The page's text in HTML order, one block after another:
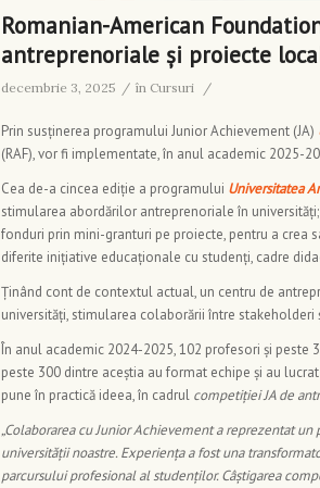
Romanian-American
antreprenoriale și proiecte
decembrie 3, 2025 / în Cursuri /
Prin susținerea programului Junior Achievement (JA)
(RAF), vor fi implementate, în anul academic 2025-
Cea de-a cincea ediție a programului Universitatea
stimularea abordărilor antreprenoriale în
fonduri prin mini-granturi pe proiecte, pentru a crea
diferite inițiative educaționale cu studenți, cadre
Ținând cont de contextul actual, un centru de
universități, stimularea colaborării între
În anul academic 2024-2025, 102 profesori și peste
peste 300 dintre aceștia au format echipe și au
pune în practică ideea, în cadrul competiției JA de
„Colaborarea cu Junior Achievement a reprezentat
universității noastre. Experiența a fost una
parcursului profesional al studenților. Câștigarea